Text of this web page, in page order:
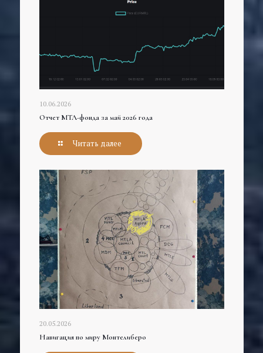
10.06.2026
Отчет МТЛ-фонда за май 2026 года
Читать далее
20.05.2026
Навигация по миру Монтелиберо